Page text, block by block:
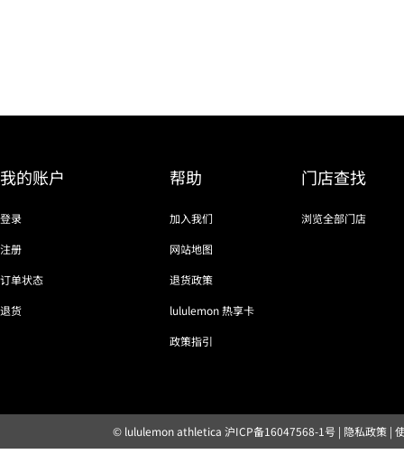
我的账户
登录
注册
订单状态
退货
帮助
加入我们
网站地图
退货政策
lululemon 热享卡
政策指引
门店查找
浏览全部门店
© lululemon athletica 沪ICP备16047568-1号 | 隐私政策|